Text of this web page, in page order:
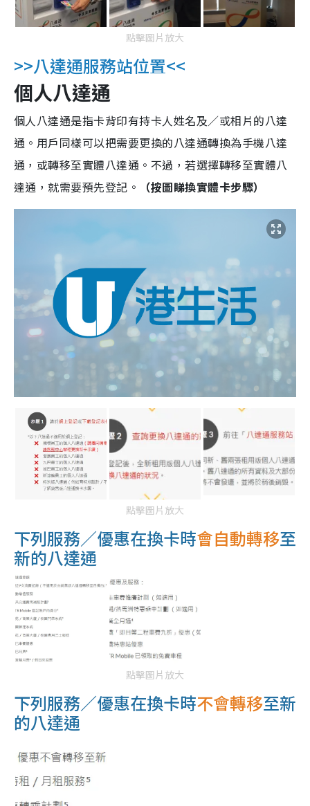
點擊圖片放大
>>八達通服務站位置<<
個人八達通
個人八達通是指卡背印有持卡人姓名及／或相片的八達
通。用戶同樣可以把需要更換的八達通轉換為手機八達
通，或轉移至實體八達通。不過，若選擇轉移至實體八
達通，就需要預先登記。
（按圖睇換實體卡步驟）
點擊圖片放大
下列服務／優惠在換卡時會自動轉移至
新的八達通
點擊圖片放大
下列服務／優惠在換卡時不會轉移至新
的八達通